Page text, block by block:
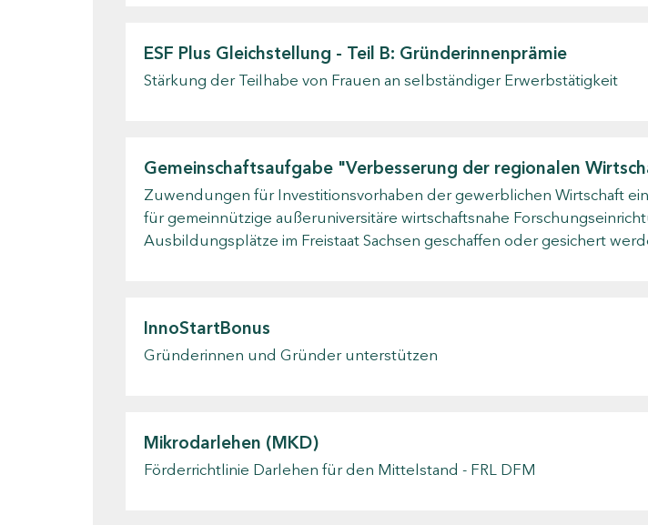
ESF Plus Gleichstellung - Teil B: Gründerinnenprämie
Stärkung der Teilhabe von Frauen an selbständiger Erwerbstätigkeit
Gemeinschaftsaufgabe "Verbesserung der regionalen
Zuwendungen für Investitionsvorhaben der gewerblichen Wirtschaft
für gemeinnützige außeruniversitäre wirtschaftsnahe
Ausbildungsplätze im Freistaat Sachsen geschaffen oder gesichert
InnoStartBonus
Gründerinnen und Gründer unterstützen
Mikrodarlehen (MKD)
Förderrichtlinie Darlehen für den Mittelstand - FRL DFM